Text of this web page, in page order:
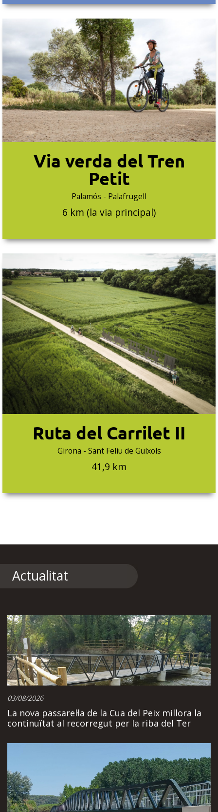
Via verda del Tren
Petit
Palamós - Palafrugell
6 km (la via principal)
Ruta del Carrilet II
Girona - Sant Feliu de Guíxols
41,9 km
Actualitat
03/08/2026
La nova passarel·la de la Cua del Peix millora la
continuïtat al recorregut per la riba del Ter